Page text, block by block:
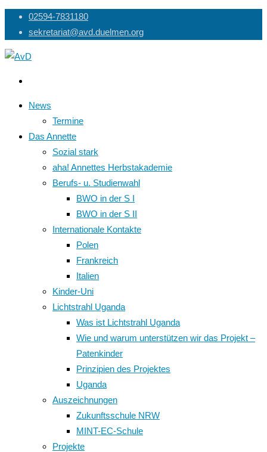
Skip
content
02594-7831180
sekretariat@avd.duelmen.org
News
Termine
Das Annette
Sozial stark
aha! Annettes Herbstakademie
Berufs- u. Studienwahl
BWO in der S I
BWO in der S II
Internationale Kontakte
Polen
Frankreich
Italien
Kinder-Uni
Lichtstrahl Uganda
Was ist Lichtstrahl Uganda
Wie und warum unterstützen wir das Projekt –
Patenkinder
Prinzipien des Projektes
Uganda
Auszeichnungen
Zukunftsschule NRW
MINT-EC-Schule
Projekte